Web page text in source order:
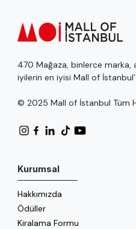
470 Mağaza, binlerce marka,
iyilerin en iyisi Mall of
© 2025 Mall of İstanbul Tüm
Kurumsal
Hakkımızda
Ödüller
Kiralama Formu